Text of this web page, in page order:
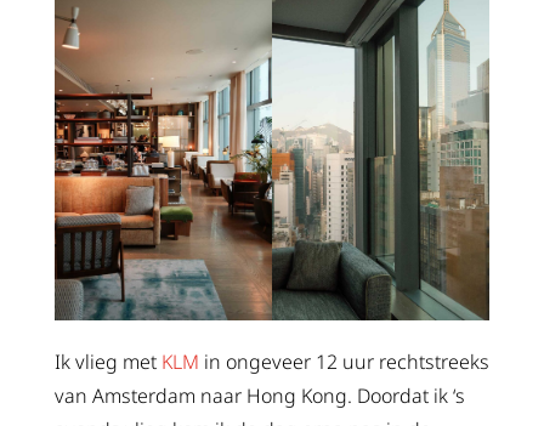
Ik vlieg met KLM in ongeveer 12 uur rechtstreeks
van Amsterdam naar Hong Kong. Doordat ik ‘s